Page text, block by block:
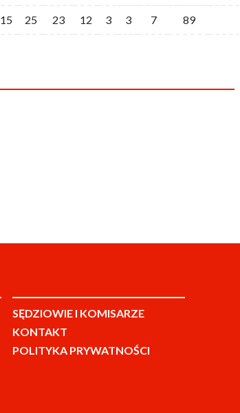
15 25 23 12 3 3 7 89
SĘDZIOWIE I KOMISARZE
KONTAKT
POLITYKA PRYWATNOŚCI